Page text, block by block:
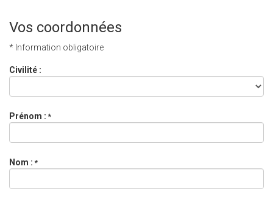
Vos coordonnées
* Information obligatoire
Civilité :
Prénom : *
Nom : *